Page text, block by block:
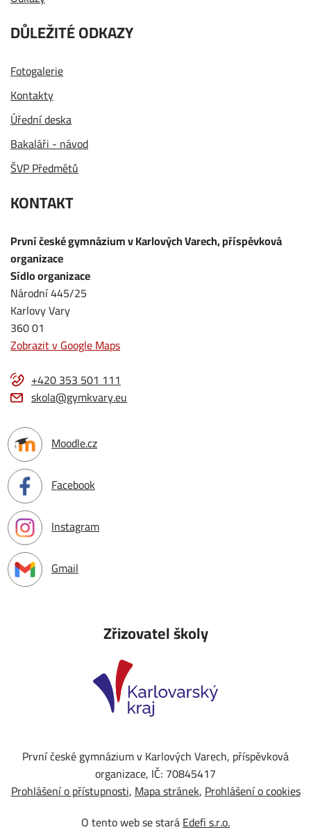
DŮLEŽITÉ ODKAZY
Fotogalerie
Kontakty
Úřední deska
Bakaláři - návod
ŠVP Předmětů
KONTAKT
První české gymnázium v Karlových Varech, příspěvková
organizace
Sídlo organizace
Národní 445/25
Karlovy Vary
360 01
Zobrazit v Google Maps
+420 353 501 111
skola@gymkvary.eu
Moodle.cz
Facebook
Instagram
Gmail
Zřizovatel školy
První české gymnázium v Karlových Varech, příspěvková
organizace, IČ: 70845417
Prohlášení o přístupnosti Mapa stránek Prohlášení o cookies
O tento web se staráEdefi s.r.o.